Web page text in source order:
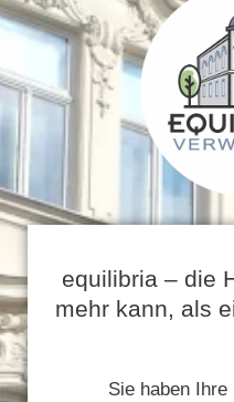
equilibria – die
mehr kann, als
Sie haben